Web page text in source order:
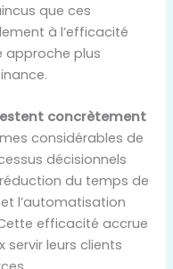
que ces
à l’efficacité
approche plus
concrètement
considérables de
décisionnels
du temps de
l’automatisation
efficacité accrue
leurs clients